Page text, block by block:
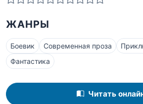
ЖАНРЫ
Боевик Современная проза
Фантастика
Читать